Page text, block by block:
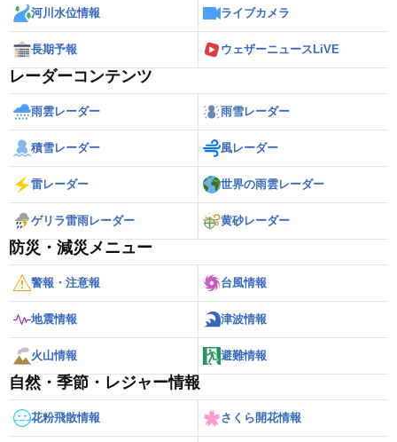
河川水位情報 ライブカメラ
長期予報 ウェザーニュースLiVE
レーダーコンテンツ
雨雲レーダー 雨雪レーダー
積雪レーダー 風レーダー
雷レーダー 世界の雨雲レーダー
ゲリラ雷雨レーダー 黄砂レーダー
防災・減災メニュー
警報・注意報 台風情報
地震情報 津波情報
火山情報 避難情報
自然・季節・レジャー情報
花粉飛散情報 さくら開花情報